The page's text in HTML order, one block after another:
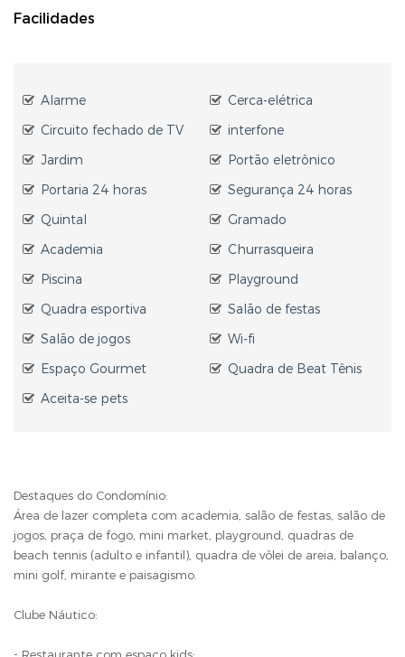
Facilidades
Alarme
Cerca-elétrica
Circuito fechado de TV
interfone
Jardim
Portão eletrônico
Portaria 24 horas
Segurança 24 horas
Quintal
Gramado
Academia
Churrasqueira
Piscina
Playground
Quadra esportiva
Salão de festas
Salão de jogos
Wi-fi
Espaço Gourmet
Quadra de Beat Tênis
Aceita-se pets
Destaques do Condomínio:
Área de lazer completa com academia, salão de festas, salão de
jogos, praça de fogo, mini market, playground, quadras de
beach tennis (adulto e infantil), quadra de vôlei de areia, balanço,
mini golf, mirante e paisagismo.
Clube Náutico: